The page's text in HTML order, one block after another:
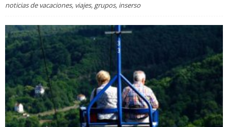
noticias de vacaciones, viajes, grupos, inserso